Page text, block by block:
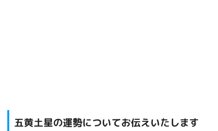
五黄土星の運勢についてお伝えいたします